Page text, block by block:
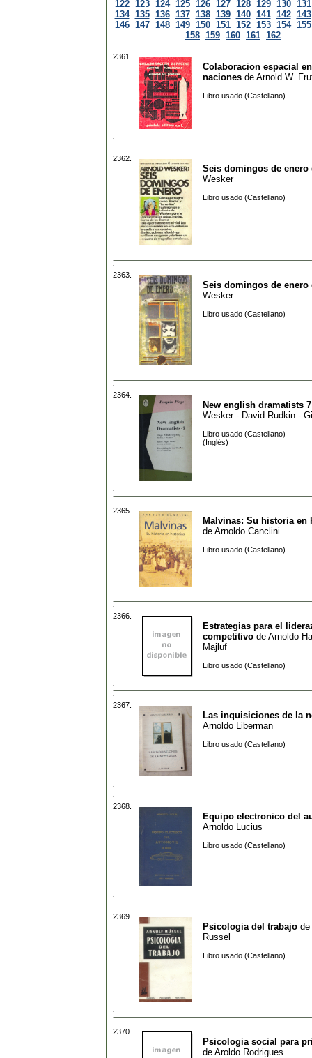
122 123 124 125 126 127 128 129 130 131
134 135 136 137 138 139 140 141 142 143
146 147 148 149 150 151 152 153 154 155
158 159 160 161 162
2361.
Colaboracion espacial
naciones de Arnold W.
Libro usado (Castellano)
2362.
Seis domingos de enero
Wesker
Libro usado (Castellano)
2363.
Seis domingos de enero
Wesker
Libro usado (Castellano)
2364.
New english dramatists 7
Wesker - David Rudkin -
Libro usado (Castellano)
(Inglés)
2365.
Malvinas: Su historia en
de Arnoldo Canclini
Libro usado (Castellano)
2366.
Estrategias para el
competitivo de Arnoldo
Majluf
Libro usado (Castellano)
2367.
Las inquisiciones de la
Arnoldo Liberman
Libro usado (Castellano)
2368.
Equipo electronico del
Arnoldo Lucius
Libro usado (Castellano)
2369.
Psicologia del trabajo de
Russel
Libro usado (Castellano)
2370.
Psicologia social para
de Aroldo Rodrigues